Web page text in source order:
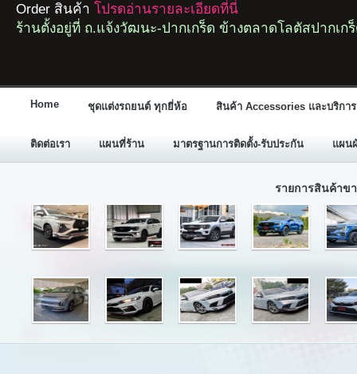
Order สินค้า โปรดอ่านรายละเอียดที่นี่
ร้านตั้งอยู่ที่ ถ.แจ้งวัฒนะ-ปากเกร็ด ข้างตลาดโลตัสปากเก
Home ชุดแต่งรถยนต์ ทุกยี่ห้อ สินค้า Accessories และบริการ
ติดต่อเรา แผนที่ร้าน มาตรฐานการติดตั้ง-รับประกัน แผน
รายการสินค้าข